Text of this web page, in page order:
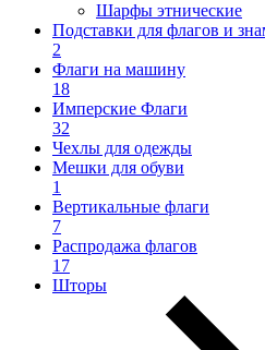
Шарфы этнические
Подставки для флагов и
2
Флаги на машину
18
Имперские Флаги
32
Чехлы для одежды
Мешки для обуви
1
Вертикальные флаги
7
Распродажа флагов
17
Шторы